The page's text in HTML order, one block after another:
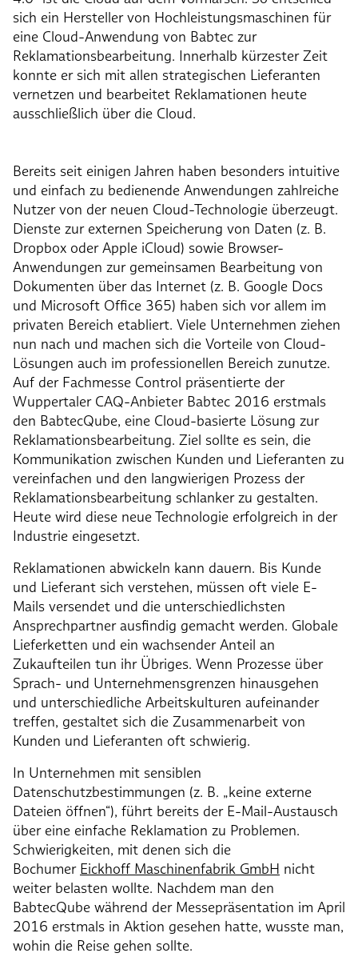
sich ein Hersteller von Hochleistungsmaschinen für
eine Cloud-Anwendung von Babtec zur
Reklamationsbearbeitung. Innerhalb kürzester Zeit
konnte er sich mit allen strategischen Lieferanten
vernetzen und bearbeitet Reklamationen heute
ausschließlich über die Cloud.
Bereits seit einigen Jahren haben besonders intuitive
und einfach zu bedienende Anwendungen zahlreiche
Nutzer von der neuen Cloud-Technologie überzeugt.
Dienste zur externen Speicherung von Daten (z. B.
Dropbox oder Apple iCloud) sowie Browser-
Anwendungen zur gemeinsamen Bearbeitung von
Dokumenten über das Internet (z. B. Google Docs
und Microsoft Office 365) haben sich vor allem im
privaten Bereich etabliert. Viele Unternehmen ziehen
nun nach und machen sich die Vorteile von Cloud-
Lösungen auch im professionellen Bereich zunutze.
Auf der Fachmesse Control präsentierte der
Wuppertaler CAQ-Anbieter Babtec 2016 erstmals
den BabtecQube, eine Cloud-basierte Lösung zur
Reklamationsbearbeitung. Ziel sollte es sein, die
Kommunikation zwischen Kunden und Lieferanten zu
vereinfachen und den langwierigen Prozess der
Reklamationsbearbeitung schlanker zu gestalten.
Heute wird diese neue Technologie erfolgreich in der
Industrie eingesetzt.
Reklamationen abwickeln kann dauern. Bis Kunde
und Lieferant sich verstehen, müssen oft viele E-
Mails versendet und die unterschiedlichsten
Ansprechpartner ausfindig gemacht werden. Globale
Lieferketten und ein wachsender Anteil an
Zukaufteilen tun ihr Übriges. Wenn Prozesse über
Sprach- und Unternehmensgrenzen hinausgehen
und unterschiedliche Arbeitskulturen aufeinander
treffen, gestaltet sich die Zusammenarbeit von
Kunden und Lieferanten oft schwierig.
In Unternehmen mit sensiblen
Datenschutzbestimmungen (z. B. „keine externe
Dateien öffnen“), führt bereits der E-Mail-Austausch
über eine einfache Reklamation zu Problemen.
Schwierigkeiten, mit denen sich die
Bochumer Eickhoff Maschinenfabrik GmbH nicht
weiter belasten wollte. Nachdem man den
BabtecQube während der Messepräsentation im April
2016 erstmals in Aktion gesehen hatte, wusste man,
wohin die Reise gehen sollte.